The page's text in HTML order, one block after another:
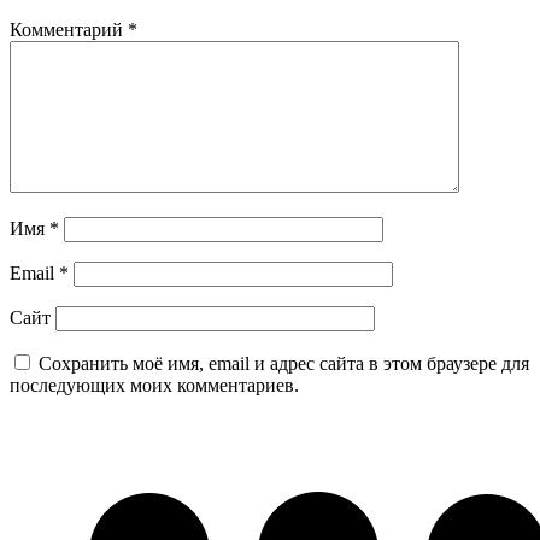
Комментарий *
Имя *
Email *
Сайт
Сохранить моё имя, email и адрес сайта в этом браузере для
последующих моих комментариев.